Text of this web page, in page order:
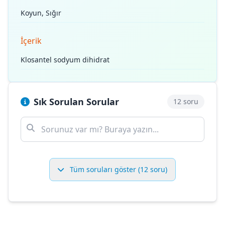
Koyun, Sığır
İçerik
Klosantel sodyum dihidrat
Sık Sorulan Sorular 12 soru
Tüm soruları göster (12 soru)